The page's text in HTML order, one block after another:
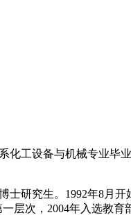
化工设备与机械专业毕
研究生。1992年8月
层次，2004年入选教育